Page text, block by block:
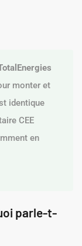
monter et
identique
CEE
en
parle-t-